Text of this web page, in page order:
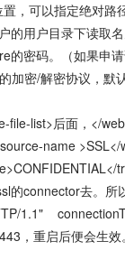
，可以指定绝对
的用户目录下读取
的密码。（如果申
加密/解密协议，默
list>后面，</web-
name >SSL</
去。所
1.1"
，重启后便会生效